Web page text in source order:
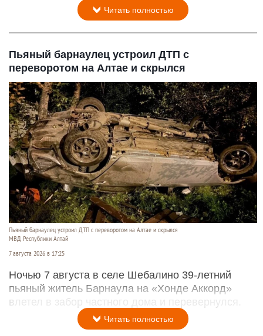
Читать полностью
Пьяный барнаулец устроил ДТП с
переворотом на Алтае и скрылся
Пьяный барнаулец устроил ДТП с переворотом на Алтае и скрылся
МВД Республики Алтай
7 августа 2026 в 17:25
Ночью 7 августа в селе Шебалино 39-летний
пьяный житель Барнаула на «Хонде Аккорд»
влетел в забор частного дома и перевернулся.
Читать полностью